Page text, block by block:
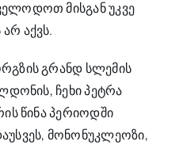
მისგან უკვე
აქვს.
გრანდ სლემის
ჩეხი პეტრა
წინა პერიოდში
მონონუკლეოზი,